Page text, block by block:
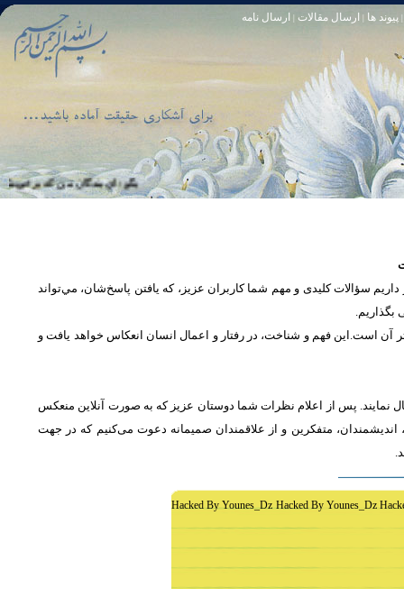
پیوند ها ارسال مقالات ارسال نامه
بگو: اى بندگان من كه بر خويشتنتا [مبادا] كسى بگويد: افسوس بر آنچه در كار خدا كوتاهى كردم! و حقّا كه من از ريشخند كنندگان بودم. سوره زمر 56
سؤالات کلیدی و مهم شما كاربران عزیز، که یافتن پاسخ‌‌شان، مي‌تواند
بگذاریم.
آن است.این فهم و شناخت، در رفتار و اعمال انسان انعكاس خواهد يافت و
پس از اعلام نظرات شما دوستان عزیز که به صورت آنلاین منعکس
متفکرین و از علاقمندان صمیمانه دعوت می‌کنیم که در جهت
Hacked By Younes_Dz Hacked By Younes_Dz